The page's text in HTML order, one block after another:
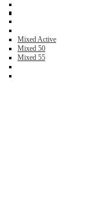
Mixed Active
Mixed 50
Mixed 55